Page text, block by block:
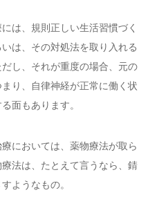
は、規則正しい生活習慣づく
は、その対処法を取り入れる
し、それが重度の場合、元の
り、自律神経が正常に働く状
面もあります。
においては、薬物療法が取ら
法は、たとえて言うなら、錆
ようなもの。